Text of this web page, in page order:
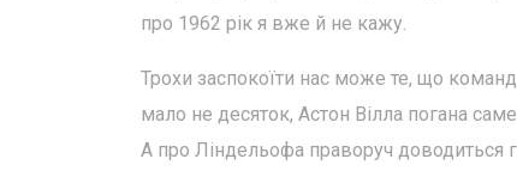
про 1962 рік я вже й не кажу.
Трохи заспокоїти нас може те, що
мало не десяток, Астон Вілла погана
А про Ліндельофа праворуч доводиться